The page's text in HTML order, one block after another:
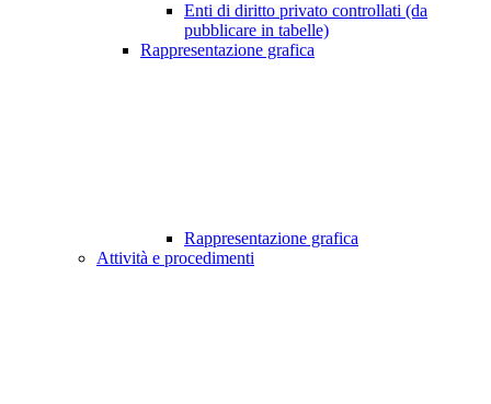
Enti di diritto privato controllati (da
pubblicare in tabelle)
Rappresentazione grafica
Rappresentazione grafica
Attività e procedimenti